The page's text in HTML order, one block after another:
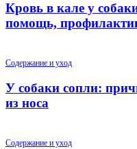
Кровь в кале у
помощь,
Содержание и уход
У собаки сопли:
из носа
Содержание и уход